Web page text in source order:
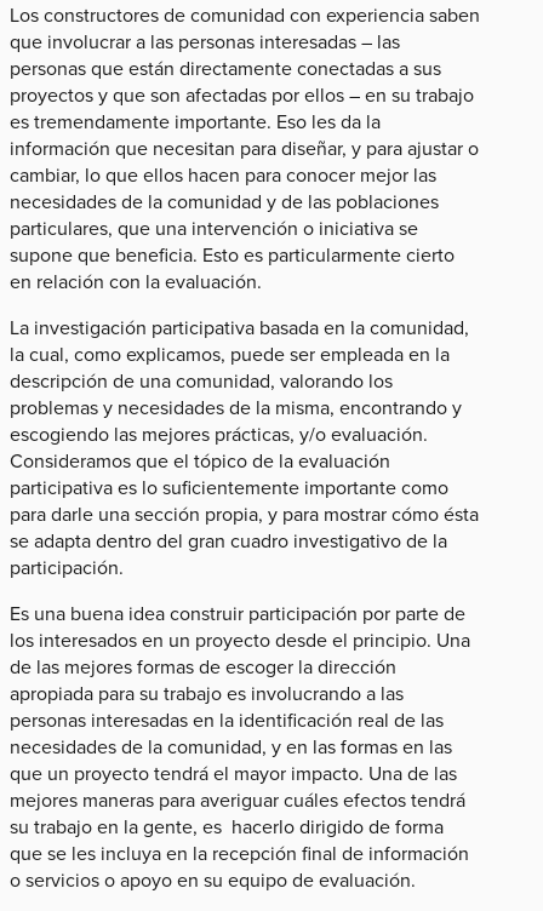
Los constructores de comunidad con experiencia saben
que involucrar a las personas interesadas – las
personas que están directamente conectadas a sus
proyectos y que son afectadas por ellos – en su trabajo
es tremendamente importante. Eso les da la
información que necesitan para diseñar, y para ajustar o
cambiar, lo que ellos hacen para conocer mejor las
necesidades de la comunidad y de las poblaciones
particulares, que una intervención o iniciativa se
supone que beneficia. Esto es particularmente cierto
en relación con la evaluación.
La investigación participativa basada en la comunidad,
la cual, como explicamos, puede ser empleada en la
descripción de una comunidad, valorando los
problemas y necesidades de la misma, encontrando y
escogiendo las mejores prácticas, y/o evaluación.
Consideramos que el tópico de la evaluación
participativa es lo suficientemente importante como
para darle una sección propia, y para mostrar cómo ésta
se adapta dentro del gran cuadro investigativo de la
participación.
Es una buena idea construir participación por parte de
los interesados en un proyecto desde el principio. Una
de las mejores formas de escoger la dirección
apropiada para su trabajo es involucrando a las
personas interesadas en la identificación real de las
necesidades de la comunidad, y en las formas en las
que un proyecto tendrá el mayor impacto. Una de las
mejores maneras para averiguar cuáles efectos tendrá
su trabajo en la gente, es hacerlo dirigido de forma
que se les incluya en la recepción final de información
o servicios o apoyo en su equipo de evaluación.